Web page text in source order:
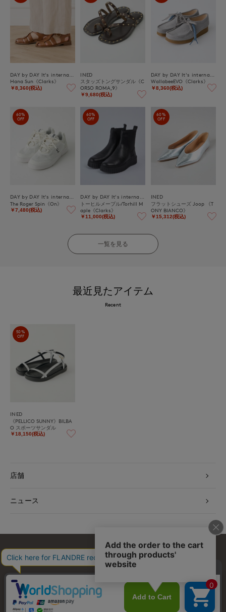
Hana Sun《Clarks》
￥8,360(税込)
INED
スタッズトングサンダル《C
ORSO ROMA,9》
￥9,680(税込)
WallabeeEVO《Clarks》
￥8,360(税込)
60%
OFF
The Roger Spin《On》
￥7,480(税込)
60%
OFF
トーヒルメープル/Torhill M
aple《Clarks》
￥11,000(税込)
60%
OFF
INED
フラットシューズ Joop 《T
ONY BIANCO》
￥15,312(税込)
一覧を見る
最近見たアイテム
Recent
50%
OFF
INED
《PELLICO SUNNY》BILBA
O スポーツサンダル
￥18,150(税込)
店舗
ニュース
お問い合わせ 利用規約 会社概要 プライバシーポリシー
特定商取引・古物営業法に基づく表示 店舗リスト